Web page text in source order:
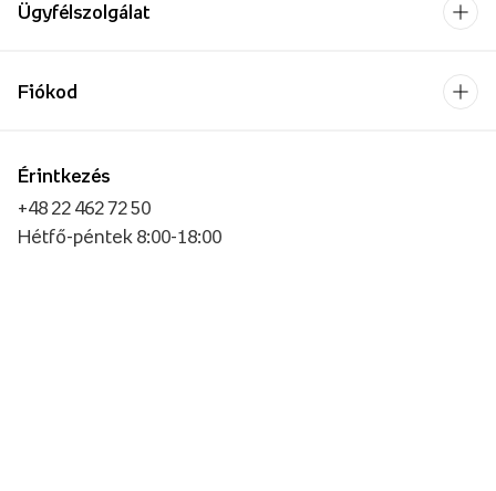
Ügyfélszolgálat
Érintkezés
+48 22 462 72 50
Hétfő-péntek 8:00-18:00
Fiókod